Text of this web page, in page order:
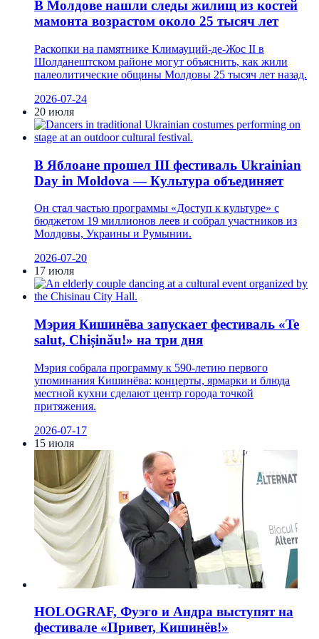
В Молдове нашли следы жилищ из костей
мамонта возрастом около 25 тысяч лет
Раскопки на памятнике Климауций-де-Жос II в
Шолданештском районе могут объяснить, как жили
палеолитические общины Молдовы 25 тысяч лет назад.
2026-07-24
20 июля
В Яблоане прошел III фестиваль Ukrainian
Day in Moldova — Культура объединяет
Он стал частью программы «Доступ к культуре» с
бюджетом 19 миллионов леев и собрал участников из
Молдовы, Украины и Румынии.
2026-07-20
17 июля
Мэрия Кишинёва запускает фестиваль «Te
salut, Chișinău!» на три дня
Мэрия собрала программу к 590-летию первого
упоминания Кишинёва: концерты, ярмарки и блюда
местной кухни сделают центр города точкой
притяжения.
2026-07-17
15 июля
HOLOGRAF, Фуэго и Андра выступят на
фестивале «Привет, Кишинёв!»